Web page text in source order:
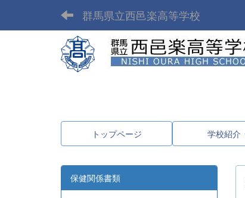
群馬県立西邑楽高等学校
トップページ 学校紹介
保健関係書類